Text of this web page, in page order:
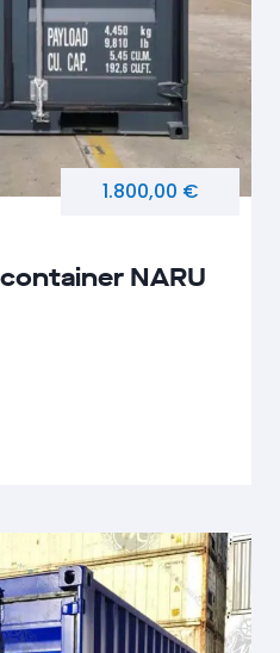
NARU
1.800,00 €